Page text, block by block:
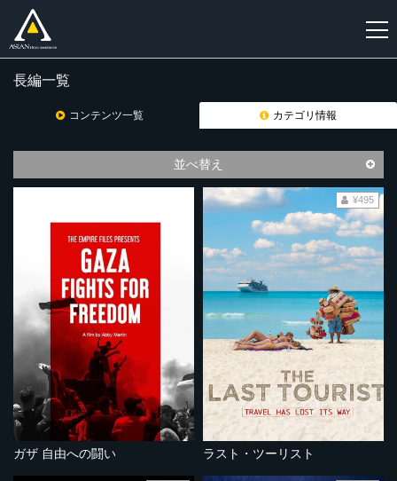
登
長編一覧
コンテンツ一覧 カテゴリ情報
並べ替え
ガザ 自由への闘い ラスト・ツーリスト
¥495